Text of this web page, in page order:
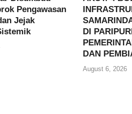
Pengawasan
Jejak
DI
DAN
August 6, 2026